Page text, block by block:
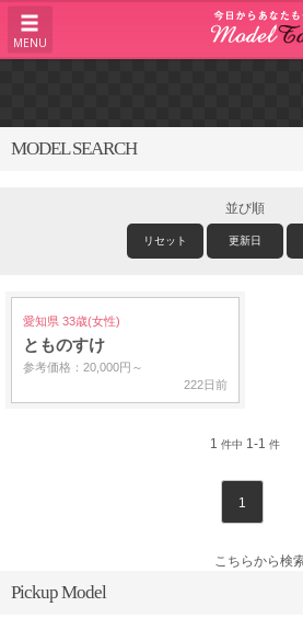
MENU
MODEL SEARCH
並び順
リセット 更新日
愛知県 33歳(女性)
とものすけ
参考価格：20,000円～
222日前
1 件中 1-1 件
1
こちらから検
Pickup Model